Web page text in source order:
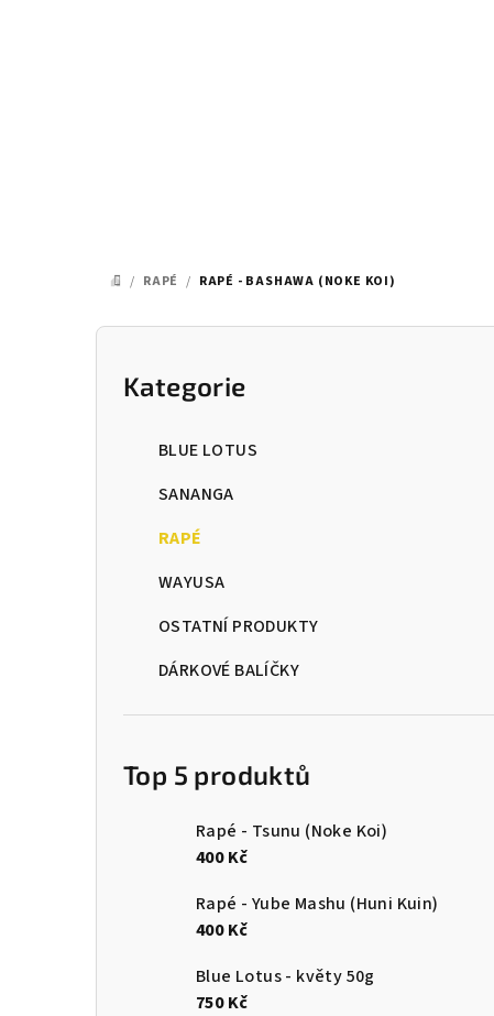
DOMŮ
/ RAPÉ / RAPÉ - BASHAWA (NOKE KOI)
P
Přeskočit
kategorie
Kategorie
BLUE LOTUS
SANANGA
RAPÉ
WAYUSA
OSTATNÍ PRODUKTY
DÁRKOVÉ BALÍČKY
Top 5 produktů
Rapé - Tsunu (Noke Koi)
400 Kč
Rapé - Yube Mashu (Huni Kuin)
400 Kč
Blue Lotus - květy 50g
750 Kč